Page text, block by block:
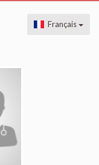
Français